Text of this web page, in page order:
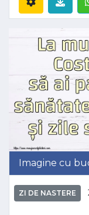
Imagine cu
ZI DE NASTERE